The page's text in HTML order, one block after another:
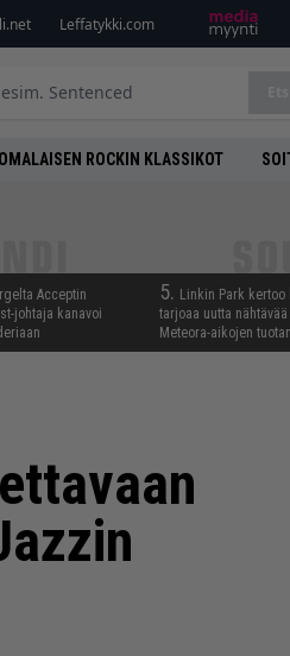
Leffatykki.com
ROCKIN KLASSIKOT
Acceptin
johtaja kanavoi
5. Linkin Park
tarjoaa uutta
Meteora-aikojen